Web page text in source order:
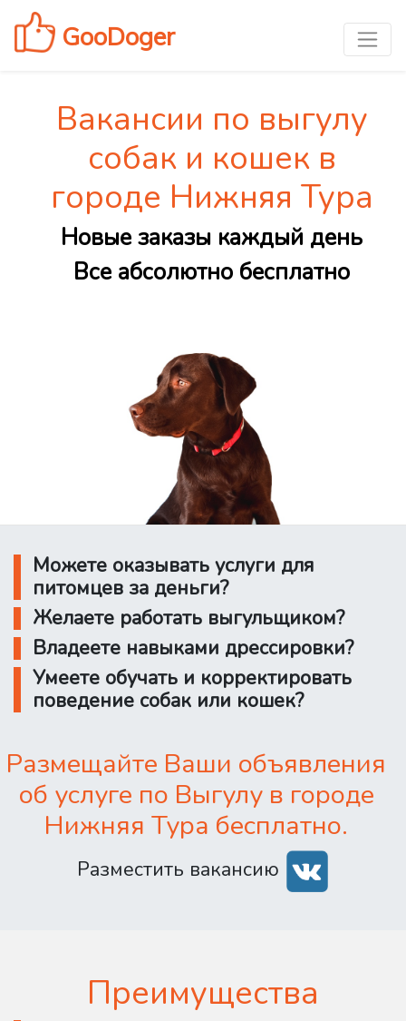
GooDoger
Вакансии по выгулу
собак и кошек в
городе Нижняя Тура
Новые заказы каждый день
Все абсолютно бесплатно
Можете оказывать услуги для
питомцев за деньги?
Желаете работать выгульщиком?
Владеете навыками дрессировки?
Умеете обучать и корректировать
поведение собак или кошек?
Размещайте Ваши объявления
об услуге по Выгулу в городе
Нижняя Тура бесплатно.
Разместить вакансию
Преимущества